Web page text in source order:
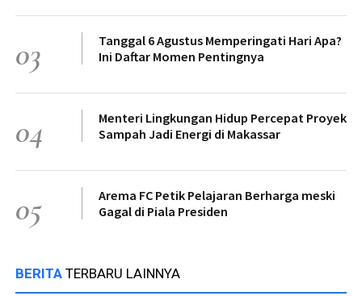
03
Tanggal 6 Agustus Memperingati Hari Apa?
Ini Daftar Momen Pentingnya
04
Menteri Lingkungan Hidup Percepat Proyek
Sampah Jadi Energi di Makassar
05
Arema FC Petik Pelajaran Berharga meski
Gagal di Piala Presiden
BERITA TERBARU LAINNYA